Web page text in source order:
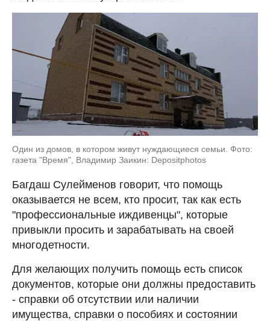
Один из домов, в котором живут нуждающиеся семьи. Фото:
газета "Время", Владимир Заикин: Depositphotos
Багдаш Сулейменов говорит, что помощь
оказывается не всем, кто просит, так как есть
"профессиональные иждивенцы", которые
привыкли просить и зарабатывать на своей
многодетности.
Для желающих получить помощь есть список
документов, которые они должны предоставить
- справки об отсутствии или наличии
имущества, справки о пособиях и состоянии